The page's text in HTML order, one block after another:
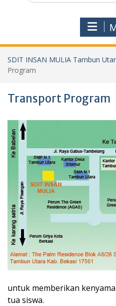
SDIT INSAN MULIA Tambun
Program
Transport Program
untuk memberikan
tua siswa.